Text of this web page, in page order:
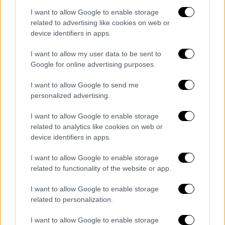
I want to allow Google to enable storage
related to advertising like cookies on web or
device identifiers in apps.
I want to allow my user data to be sent to
Google for online advertising purposes.
I want to allow Google to send me
personalized advertising.
I want to allow Google to enable storage
related to analytics like cookies on web or
device identifiers in apps.
I want to allow Google to enable storage
related to functionality of the website or app.
I want to allow Google to enable storage
related to personalization.
I want to allow Google to enable storage
pic.twitter.com/mzR7l5k1OW
— J.K. Rowling (@jk_rowling)
February 6, 2025
Αυτή η στάση της Ρόουλινγκ– δυστυχώς –
έχει
βρεθεί πολλές φορές στο στόχαστρο για τις
αντιλήψεις της σχετικά με τα δικαιώματα
των τρανς ατόμων. Το 2020, προκάλεσε
έντονες αντιδράσεις όταν σχολίασε στα
μέσα κοινωνικής δικτύωσης ότι υποστηρίζει
την «αναγνώριση φύλου που είναι
συνδεδεμένο με το βιολογικό φύλο» και ότι
η έννοια της «γυναίκας» δεν μπορεί να
περιλαμβάνει τρανς γυναίκες. Η δήλωσή της
αυτή είχε προκαλέσει τότε θύελλα
αντιδράσεων, με πολλούς να την κατηγορούν